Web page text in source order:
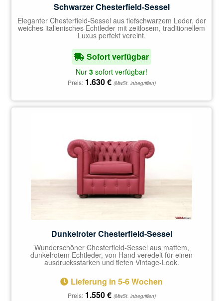
Schwarzer Chesterfield-Sessel
Eleganter Chesterfield-Sessel aus tiefschwarzem Leder, der
weiches italienisches Echtleder mit zeitlosem, traditionellem
Luxus perfekt vereint.
Sofort verfügbar
Nur 3 sofort verfügbar!
Preis: 1.630€ (MwSt. inbegriffen)
Dunkelroter Chesterfield-Sessel
Wunderschöner Chesterfield-Sessel aus mattem,
dunkelrotem Echtleder, von Hand veredelt für einen
ausdrucksstarken und tiefen Vintage-Look.
Lieferung in 5-6 Wochen
Preis: 1.550€ (MwSt. inbegriffen)